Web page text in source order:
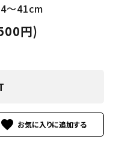
～41cm
円)
favorite